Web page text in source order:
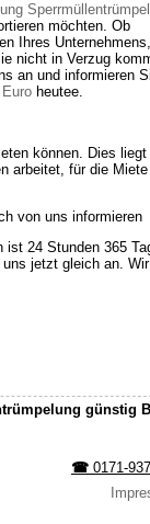
möchten. Ob
Ihres
nicht in Verzug
an und informieren
heutee.
können. Dies liegt
arbeitet, für die Miete
von uns informieren
ist 24 Stunden 365
jetzt gleich an.
günstig
☎︎ 0171-